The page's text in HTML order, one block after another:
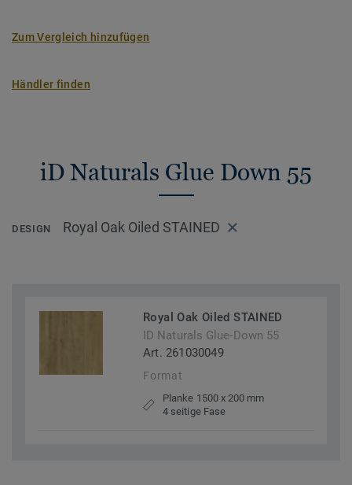
Zum Vergleich hinzufügen
Händler finden
iD Naturals Glue Down 55
DESIGN Royal Oak Oiled STAINED
Royal Oak Oiled STAINED
ID Naturals Glue-Down 55
Art. 261030049
Format
Planke 1500 x 200 mm
4 seitige Fase